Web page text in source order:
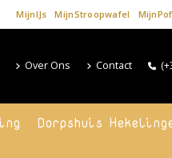
MijnIJs MijnStroopwafel
Over Ons Contact
Dorpshuis